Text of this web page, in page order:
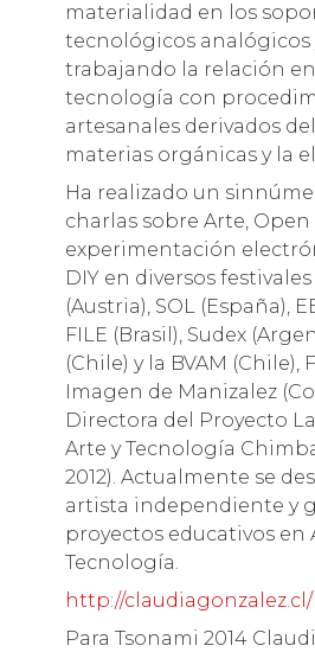
materialidad en los
tecnológicos analógicos
trabajando la relación
tecnología con
artesanales derivados
materias orgánicas y la
Ha realizado un
charlas sobre Arte, Open
experimentación
DIY en diversos
(Austria), SOL (España),
FILE (Brasil), Sudex
(Chile) y la BVAM (Chile),
Imagen de Manizalez
Directora del Proyecto
Arte y Tecnología
2012). Actualmente se
artista independiente y
proyectos educativos en
Tecnología.
http://claudiagonzalez.cl/
Para Tsonami 2014